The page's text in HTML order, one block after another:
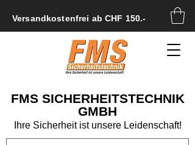
FMS SICHERHEITSTECHNIK
GMBH
Ihre Sicherheit ist unsere Leidenschaft!
Versandkostenfrei ab CHF 150.-